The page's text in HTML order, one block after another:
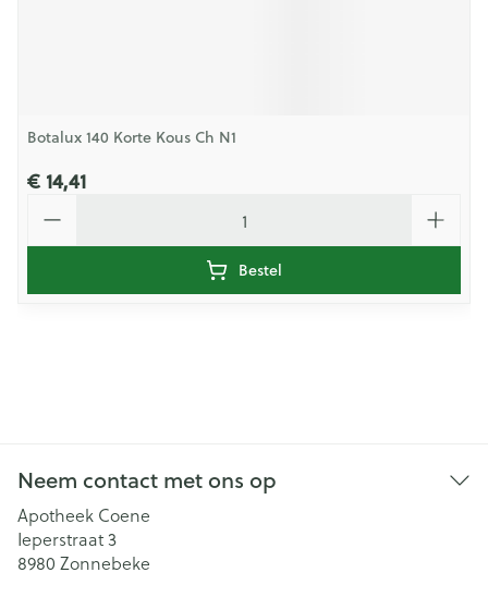
Botalux 140 Korte Kous Ch N1
€ 14,41
Bestel
Neem contact met ons op
Apotheek Coene
Ieperstraat 3
8980 Zonnebeke